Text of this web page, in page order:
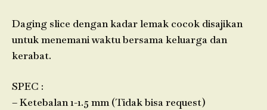
Daging slice dengan kadar lemak cocok disajikan
untuk menemani waktu bersama keluarga dan
kerabat.
SPEC :
– Ketebalan 1-1.5 mm (Tidak bisa request)